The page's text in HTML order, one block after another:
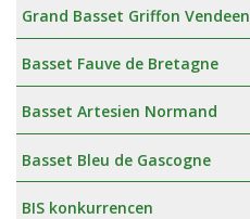
Grand Basset Griffon Vendeen
Basset Fauve de Bretagne
Basset Artesien Normand
Basset Bleu de Gascogne
BIS konkurrencen